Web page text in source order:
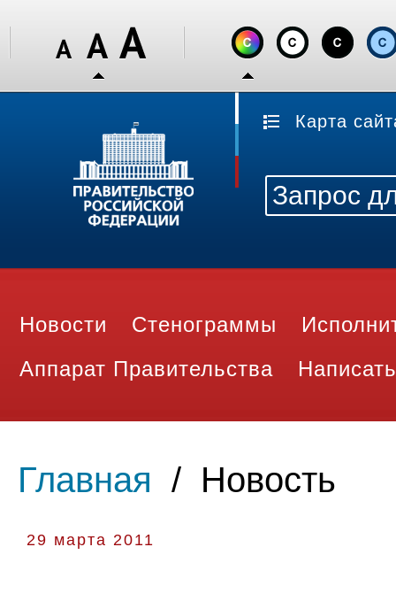
Карта
Новости Стенограммы
Аппарат Правительства
Главная / Новость
29 марта 2011